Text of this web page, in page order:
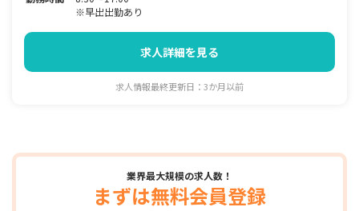
※早出出勤あり
求人詳細を見る
求人情報最終更新日：3か月以前
業界最大規模の求人数！
まずは無料会員登録